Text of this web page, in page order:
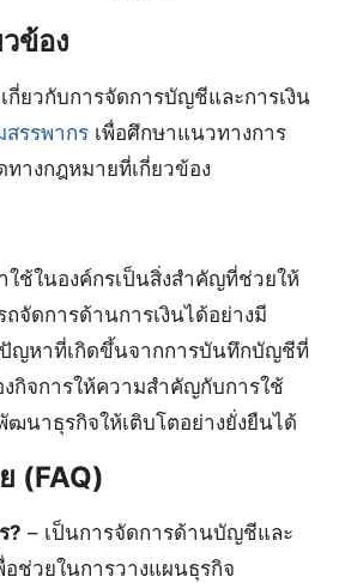
ข้อง
กี่ยวกับการจัดการบัญชีและการเงิน
สรรพากร เพื่อศึกษาแนวทางการ
างกฎหมายที่เกี่ยวข้อง
ช้ในองค์กรเป็นสิ่งสำคัญที่ช่วยให้
ถจัดการด้านการเงินได้อย่างมี
ญหาที่เกิดขึ้นจากการบันทึกบัญชีที่
กิจการให้ความสำคัญกับการใช้
นาธุรกิจให้เติบโตอย่างยั่งยืนได้
(FAQ)
? – เป็นการจัดการด้านบัญชีและ
อช่วยในการวางแผนธุรกิจ